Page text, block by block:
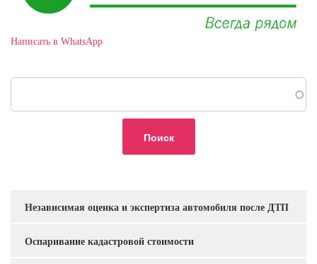
Написать в WhatsApp
Услуги
Независимая оценка и экспертиза автомобиля после ДТП
Оспаривание кадастровой стоимости